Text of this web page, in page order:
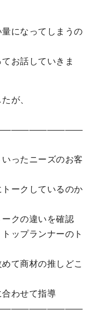
になってしまうの
お話していきま
が、
ったニーズのお客
ークしているのか
ークの違いを確認
ップランナーのト
て商材の推しどこ
合わせて指導